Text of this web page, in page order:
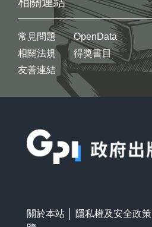
常見問題
相關法規
友善連結
OpenData
得獎書目
關於本站 隱私權及安全政策